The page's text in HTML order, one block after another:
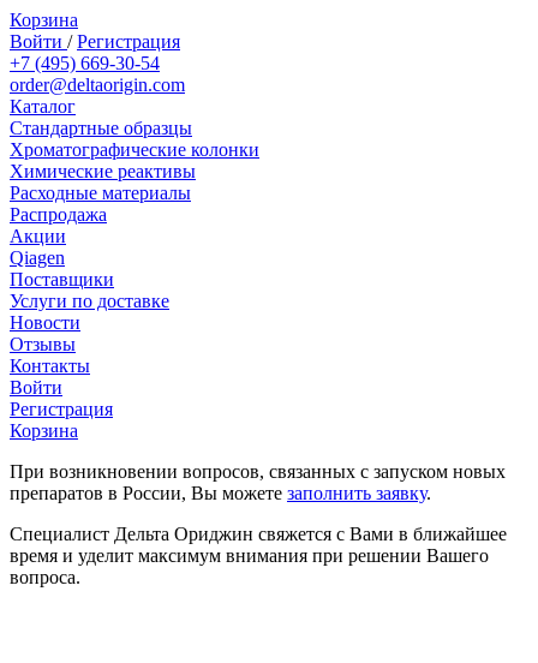
Корзина
Войти /Регистрация
+7 (495) 669-30-54
order@deltaorigin.com
Каталог
Стандартные образцы
Хроматографические колонки
Химические реактивы
Расходные материалы
Распродажа
Акции
Qiagen
Поставщики
Услуги по доставке
Новости
Отзывы
Контакты
Войти
Регистрация
Корзина
При возникновении вопросов, связанных с запуском новых
препаратов в России, Вы можете заполнить заявку.
Специалист Дельта Ориджин свяжется с Вами в ближайшее
время и уделит максимум внимания при решении Вашего
вопроса.